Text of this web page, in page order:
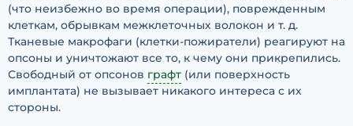
(что неизбежно во время операции), поврежденным
клеткам, обрывкам межклеточных волокон и т. д.
Тканевые макрофаги (клетки-пожиратели) реагируют на
опсоны и уничтожают все то, к чему они прикрепились.
Свободный от опсонов графт (или поверхность
имплантата) не вызывает никакого интереса с их
стороны.